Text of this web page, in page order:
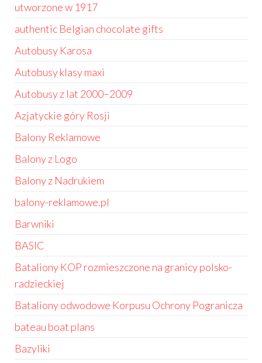
utworzone w 1917
authentic Belgian chocolate gifts
Autobusy Karosa
Autobusy klasy maxi
Autobusy z lat 2000–2009
Azjatyckie góry Rosji
Balony Reklamowe
Balony z Logo
Balony z Nadrukiem
balony-reklamowe.pl
Barwniki
BASIC
Bataliony KOP rozmieszczone na granicy polsko-
radzieckiej
Bataliony odwodowe Korpusu Ochrony Pogranicza
bateau boat plans
Bazyliki